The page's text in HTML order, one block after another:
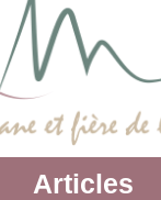
Articles